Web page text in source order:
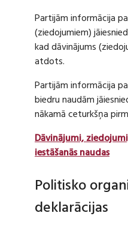
Partijām informācija
(ziedojumiem)
kad dāvinājums
atdots.
Partijām informācija
biedru naudām
nākamā ceturkšņa
Dāvinājumi,
iestāšanās naudas
Politisko
deklarācijas